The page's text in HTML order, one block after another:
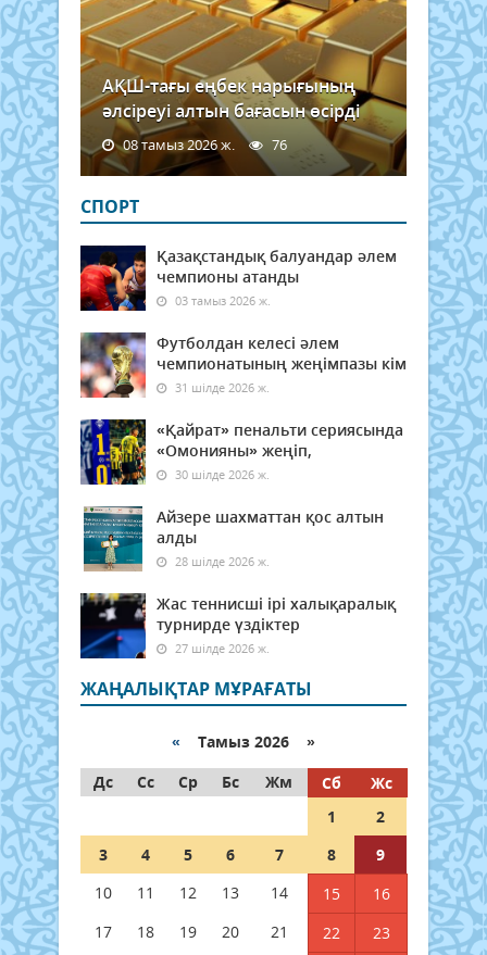
АҚШ-тағы еңбек нарығының
әлсіреуі алтын бағасын өсірді
08 тамыз 2026 ж. 76
СПОРТ
Қазақстандық балуандар әлем
чемпионы атанды
03 тамыз 2026 ж.
Футболдан келесі әлем
чемпионатының жеңімпазы кім
31 шілде 2026 ж.
«Қайрат» пенальти сериясында
«Омонияны» жеңіп,
30 шілде 2026 ж.
Айзере шахматтан қос алтын
алды
28 шілде 2026 ж.
Жас теннисші ірі халықаралық
турнирде үздіктер
27 шілде 2026 ж.
ЖАҢАЛЫҚТАР МҰРАҒАТЫ
« Тамыз 2026 »
Дс
Сс Ср Бс Жм Сб
Жс
1
2
3
4 5 6 7 8
9
10
11 12 13 14 15
16
17
18 19 20 21 22 23